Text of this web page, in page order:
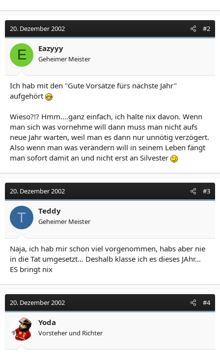
20. Dezember 2002 #2
E Eazyyy
Geheimer Meister
Ich hab mit den "Gute Vorsätze fürs nächste Jahr"
aufgehört
Wieso?!? Hmm....ganz einfach, ich halte nix davon. Wenn
man sich was vornehme will dann muss man nicht aufs
neue Jahr warten, weil man es dann nur unnötig verzögert.
Also wenn man was verändern will in seinem Leben fängt
man sofort damit an und nicht erst an Silvester
20. Dezember 2002 #3
T Teddy
Geheimer Meister
Naja, ich hab mir schon viel vorgenommen, habs aber nie
in die Tat umgesetzt... Deshalb klasse ich es dieses JAhr...
ES bringt nix
20. Dezember 2002 #4
Yoda
Vorsteher und Richter